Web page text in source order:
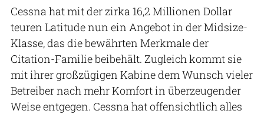
Cessna hat mit der zirka 16,2 Millionen Dollar
teuren Latitude nun ein Angebot in der Midsize-
Klasse, das die bewährten Merkmale der
Citation-Familie beibehält. Zugleich kommt sie
mit ihrer großzügigen Kabine dem Wunsch vieler
Betreiber nach mehr Komfort in überzeugender
Weise entgegen. Cessna hat offensichtlich alles